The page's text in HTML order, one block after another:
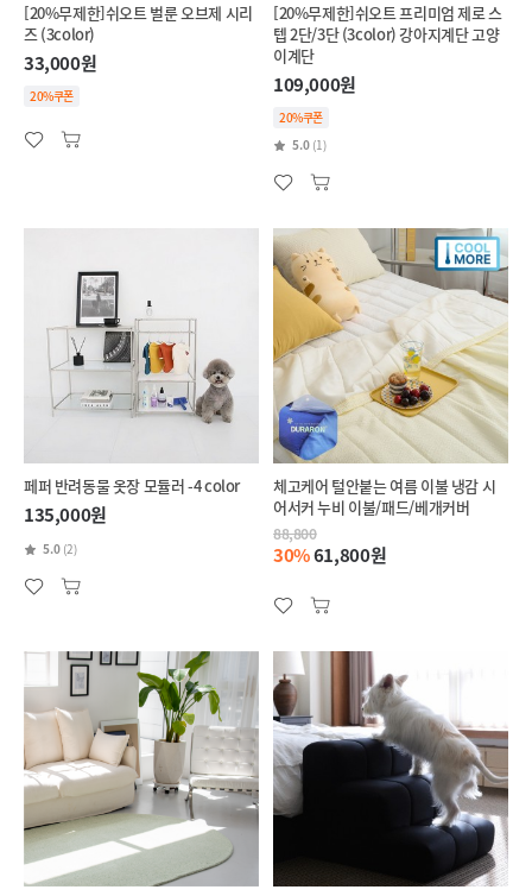
[20%무제한]쉬오트 벌룬 오브제 시리
즈 (3color)
33,000원
20%쿠폰
[20%무제한]쉬오트 프리미엄 제로 스
텝 2단/3단 (3color) 강아지계단 고양
이계단
109,000원
20%쿠폰
5.0 (1)
페퍼 반려동물 옷장 모듈러 -4 color
135,000원
5.0 (2)
체고케어 털안붙는 여름 이불 냉감 시
어서커 누비 이불/패드/베개커버
88,800
30%61,800원